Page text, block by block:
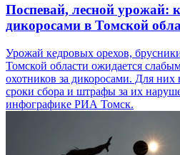
Поспевай, лесной урожай:
дикоросами в Томской
Урожай кедровых орехов,
Томской области ожидается
охотников за дикоросами. Для них
сроки сбора и штрафы за их
инфографике РИА Томск.